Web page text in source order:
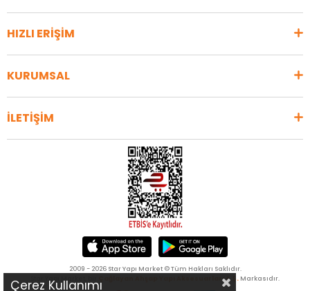
HIZLI ERİŞİM
KURUMSAL
İLETİŞİM
2009 - 2026 Star Yapı Market © Tüm Hakları Saklıdır.
Çağlayan Ahşap Yapı Aksesuarları A.Ş. Markasıdır.
Çerez Kullanımı